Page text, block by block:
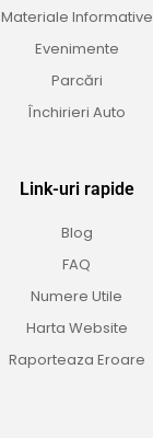
Materiale Informative
Evenimente
Parcări
Închirieri Auto
Link-uri rapide
Blog
FAQ
Numere Utile
Harta Website
Raporteaza Eroare